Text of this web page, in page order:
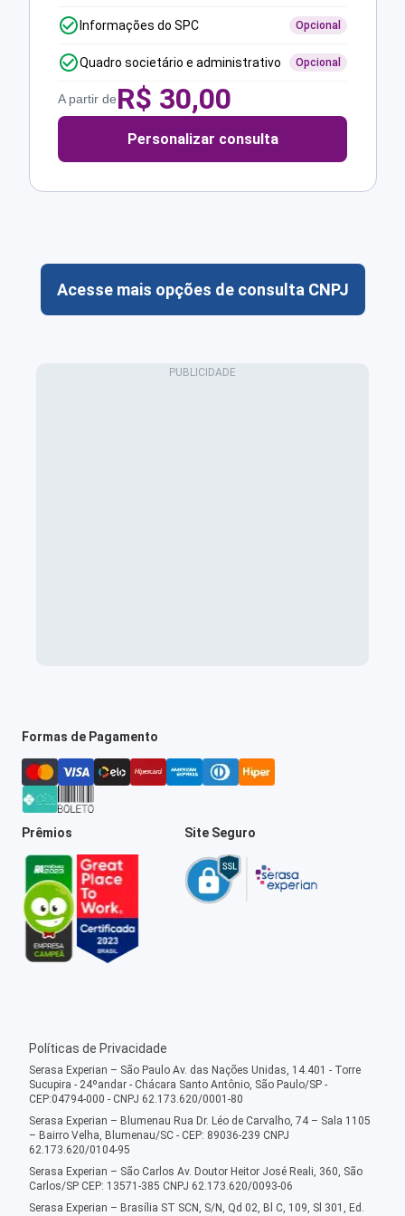
Informações do SPC Opcional
Quadro societário e administrativo Opcional
A partir deR$ 30,00
Personalizar consulta
Acesse mais opções de consulta CNPJ
Formas de Pagamento
Prêmios Site Seguro
Políticas de Privacidade
Serasa Experian – São Paulo Av. das Nações Unidas, 14.401 - Torre
Sucupira - 24ºandar - Chácara Santo Antônio, São Paulo/SP -
CEP:04794-000 - CNPJ 62.173.620/0001-80
Serasa Experian – Blumenau Rua Dr. Léo de Carvalho, 74 – Sala 1105
– Bairro Velha, Blumenau/SC - CEP: 89036-239 CNPJ
62.173.620/0104-95
Serasa Experian – São Carlos Av. Doutor Heitor José Reali, 360, São
Carlos/SP CEP: 13571-385 CNPJ 62.173.620/0093-06
Serasa Experian – Brasília ST SCN, S/N, Qd 02, Bl C, 109, Sl 301, Ed.